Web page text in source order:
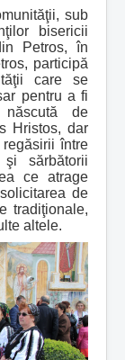
sub
bisericii
Petros, în
participă
care se
pentru a fi
născută de
Hristos, dar
între
sărbătorii
ce atrage
de
tradiţionale,
altele.